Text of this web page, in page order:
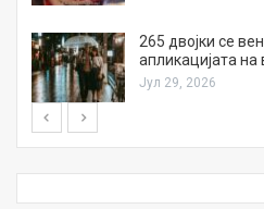
265 двојки се
апликацијата
Јул 29, 2026